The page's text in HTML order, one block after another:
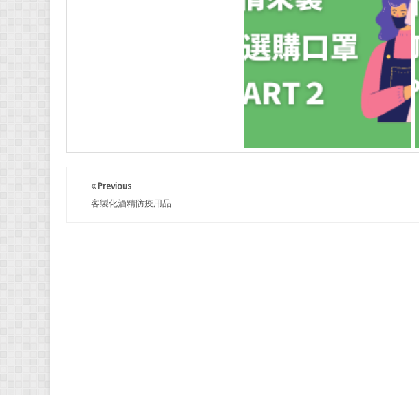
Previous
客製化酒精防疫用品